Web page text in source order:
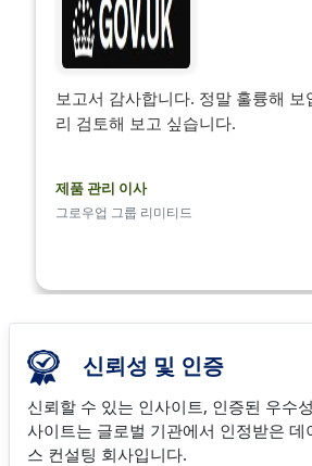
보고서 감사합니다. 정말 훌륭해 보
리 검토해 보고 싶습니다.
제품 관리 이사
그로우업 그룹 리미티드
신뢰성 및 인증
신뢰할 수 있는 인사이트, 인증된 우수
사이트는 글로벌 기관에서 인정받은 데
스 컨설팅 회사입니다.